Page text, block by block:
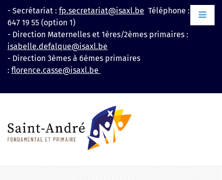
Aller
au
contenu
- Secrétariat : fp.secretariat@isaxl.be Téléphone : +32 2
647 19 55 (option 1)
- Direction Maternelles et 1ères/2èmes primaires :
isabelle.defalque@isaxl.be
- Direction 3èmes à 6èmes primaires
: florence.casse@isaxl.be